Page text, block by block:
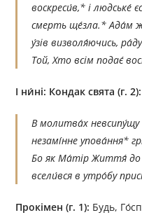
воскреси́в,* і людське́
смерть ще́зла.* Ада́м
у́зів визволя́ючись,
Той, Хто всім подає́
І ни́ні: Кондак свята (г. 2):
В молитва́х
незамі́нне упова́ння*
Бо як Ма́тір Життя́
всели́вся в утро́бу
Прокімен (г. 1): Будь,